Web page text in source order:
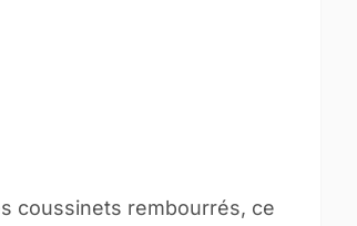
coussinets rembourrés, ce